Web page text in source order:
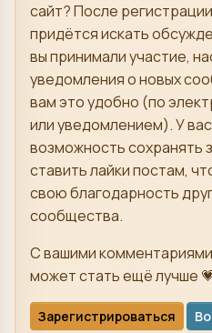
сайт? После
придётся искать
вы принимали участие,
уведомления о новых
вам это удобно (по
или уведомлением). У
возможность сохранять
ставить лайки постам,
свою благодарность
сообщества.
С вашими
может стать ещё лучше
Зарегистрироваться